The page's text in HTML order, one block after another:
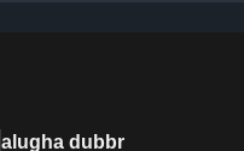
alugha dubbr